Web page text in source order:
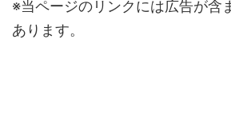
※当ページのリンクには広告が含
あります。